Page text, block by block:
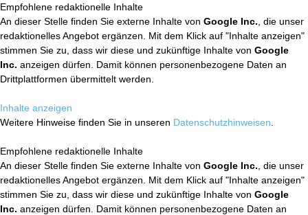
Empfohlene redaktionelle Inhalte
An dieser Stelle finden Sie externe Inhalte von Google Inc. , die unser
redaktionelles Angebot ergänzen. Mit dem Klick auf "Inhalte anzeigen"
stimmen Sie zu, dass wir diese und zukünftige Inhalte von Google
Inc. anzeigen dürfen. Damit können personenbezogene Daten an
Drittplattformen übermittelt werden.
Inhalte anzeigen
Weitere Hinweise finden Sie in unseren Datenschutzhinweisen
Empfohlene redaktionelle Inhalte
An dieser Stelle finden Sie externe Inhalte von Google Inc. , die unser
redaktionelles Angebot ergänzen. Mit dem Klick auf "Inhalte anzeigen"
stimmen Sie zu, dass wir diese und zukünftige Inhalte von Google
Inc. anzeigen dürfen. Damit können personenbezogene Daten an